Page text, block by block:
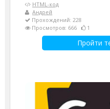
HTML-код
Андрей
Прохождений: 228
Просмотров: 666
1
Пройти